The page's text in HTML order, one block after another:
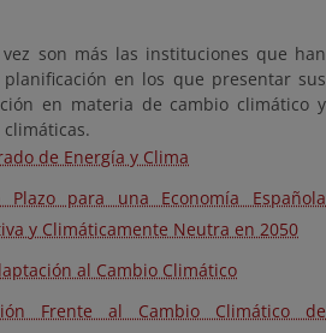
son más las instituciones que han
en los que presentar sus
en materia de cambio climático y
de Energía y Clima
Plazo para una Economía Española
y Climáticamente Neutra en 2050
al Cambio Climático
Frente al Cambio Climático de